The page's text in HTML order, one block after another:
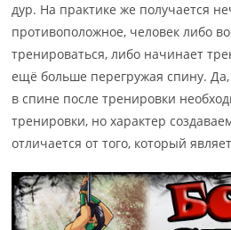
дур. На практике же получается
противоположное, человек ли­бо
тренироваться, либо начинает
ещё боль­ше пе­ре­гру­жая спи­ну.
в спине после тренировки
тренировки, но характер
от­ли­ча­ет­ся от то­го, который